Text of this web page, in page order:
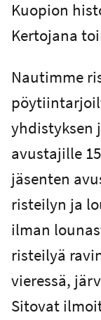
Kuopion
Kertojana
Nautimme
yhdistyksen
avustajille
jäsenten
risteilyn ja
ilman
risteilyä
vieressä,
Sitovat